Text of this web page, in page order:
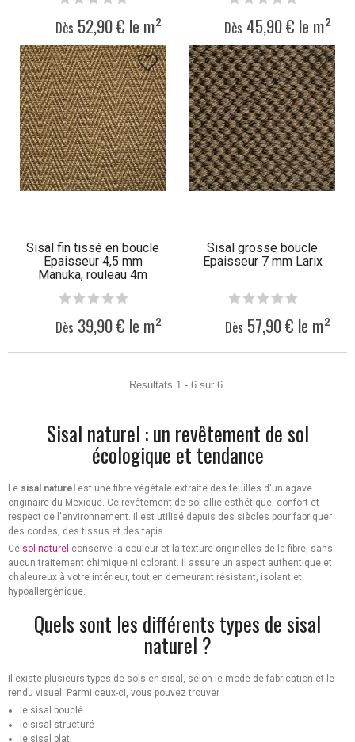
Dès 52,90 € le m² Dès 45,90 € le m²
Sisal fin tissé en boucle
Epaisseur 4,5 mm
Manuka, rouleau 4m
Dès 39,90 € le m²
Sisal grosse boucle
Epaisseur 7 mm Larix
Dès 57,90 € le m²
Résultats 1 - 6 sur 6.
Sisal naturel : un revêtement de sol
écologique et tendance
Le sisal naturel est une fibre végétale extraite des feuilles d'un agave
originaire du Mexique. Ce revêtement de sol allie esthétique, confort et
respect de l'environnement. Il est utilisé depuis des siècles pour fabriquer
des cordes, des tissus et des tapis.
Ce sol naturel conserve la couleur et la texture originelles de la fibre, sans
aucun traitement chimique ni colorant. Il assure un aspect authentique et
chaleureux à votre intérieur, tout en demeurant résistant, isolant et
hypoallergénique.
Quels sont les différents types de sisal
naturel ?
Il existe plusieurs types de sols en sisal, selon le mode de fabrication et le
rendu visuel. Parmi ceux-ci, vous pouvez trouver :
le sisal bouclé
le sisal structuré
le sisal plat